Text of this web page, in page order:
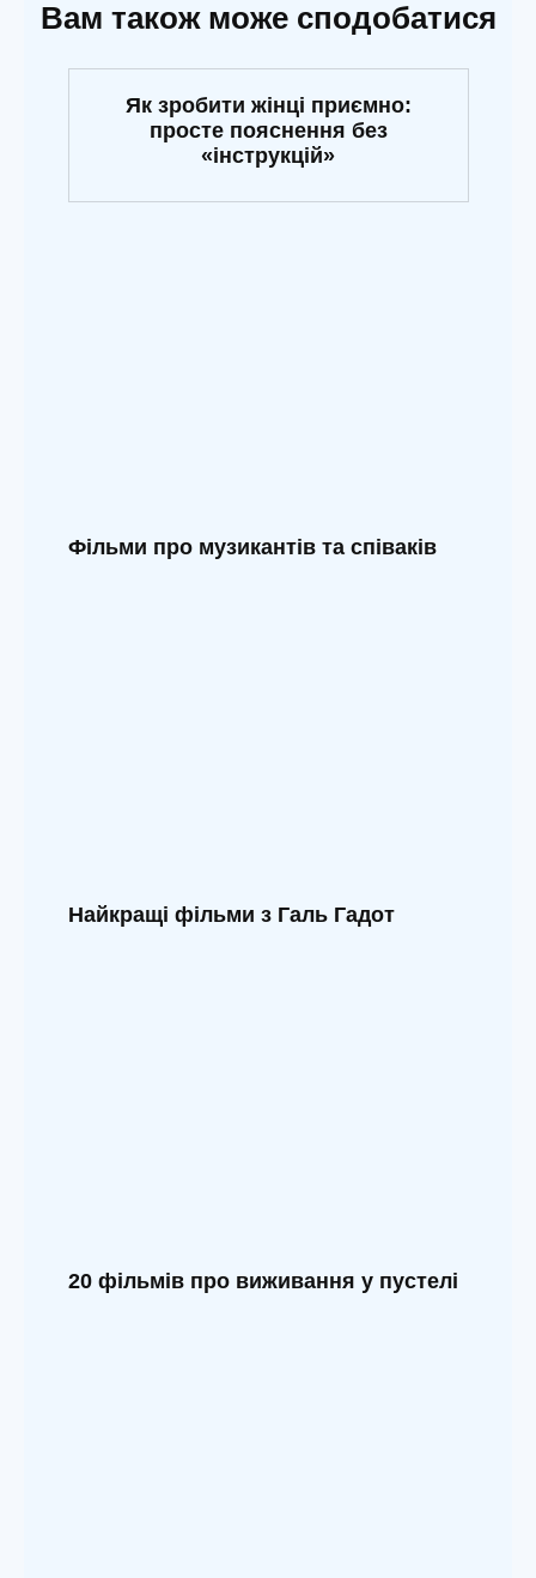
Вам також може сподобатися
Як зробити жінці приємно:
просте пояснення без
«інструкцій»
Фільми про музикантів та співаків
Найкращі фільми з Галь Гадот
20 фільмів про виживання у пустелі